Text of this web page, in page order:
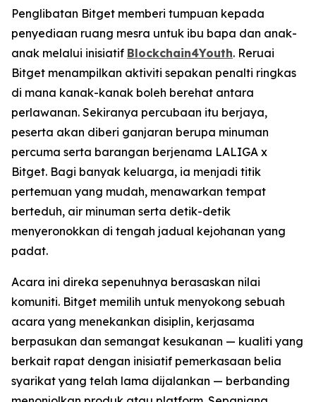
Penglibatan Bitget memberi tumpuan kepada
penyediaan ruang mesra untuk ibu bapa dan anak-
anak melalui inisiatif Blockchain4Youth. Reruai
Bitget menampilkan aktiviti sepakan penalti ringkas
di mana kanak-kanak boleh berehat antara
perlawanan. Sekiranya percubaan itu berjaya,
peserta akan diberi ganjaran berupa minuman
percuma serta barangan berjenama LALIGA x
Bitget. Bagi banyak keluarga, ia menjadi titik
pertemuan yang mudah, menawarkan tempat
berteduh, air minuman serta detik-detik
menyeronokkan di tengah jadual kejohanan yang
padat.
Acara ini direka sepenuhnya berasaskan nilai
komuniti. Bitget memilih untuk menyokong sebuah
acara yang menekankan disiplin, kerjasama
berpasukan dan semangat kesukanan — kualiti yang
berkait rapat dengan inisiatif pemerkasaan belia
syarikat yang telah lama dijalankan — berbanding